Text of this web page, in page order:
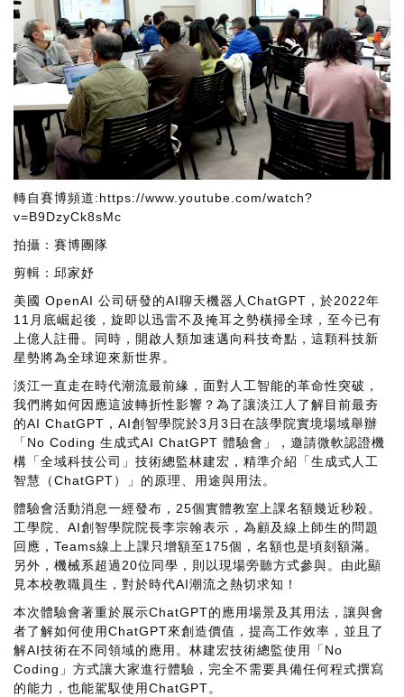
轉自賽博頻道:https://www.youtube.com/watch?
v=B9DzyCk8sMc
拍攝：賽博團隊
剪輯：邱家妤
美國 OpenAI 公司研發的AI聊天機器人ChatGPT，於2022年
11月底崛起後，旋即以迅雷不及掩耳之勢橫掃全球，至今已有
上億人註冊。同時，開啟人類加速邁向科技奇點，這顆科技新
星勢將為全球迎來新世界。
淡江一直走在時代潮流最前緣，面對人工智能的革命性突破，
我們將如何因應這波轉折性影響？為了讓淡江人了解目前最夯
的AI ChatGPT，AI創智學院於3月3日在該學院實境場域舉辦
「No Coding 生成式AI ChatGPT 體驗會」，邀請微軟認證機
構「全域科技公司」技術總監林建宏，精準介紹「生成式人工
智慧（ChatGPT）」的原理、用途與用法。
體驗會活動消息一經發布，25個實體教室上課名額幾近秒殺。
工學院、AI創智學院院長李宗翰表示，為顧及線上師生的問題
回應，Teams線上上課只增額至175個，名額也是頃刻額滿。
另外，機械系超過20位同學，則以現場旁聽方式參與。由此顯
見本校教職員生，對於時代AI潮流之熱切求知！
本次體驗會著重於展示ChatGPT的應用場景及其用法，讓與會
者了解如何使用ChatGPT來創造價值，提高工作效率，並且了
解AI技術在不同領域的應用。林建宏技術總監使用「No
Coding」方式讓大家進行體驗，完全不需要具備任何程式撰寫
的能力，也能駕馭使用ChatGPT。